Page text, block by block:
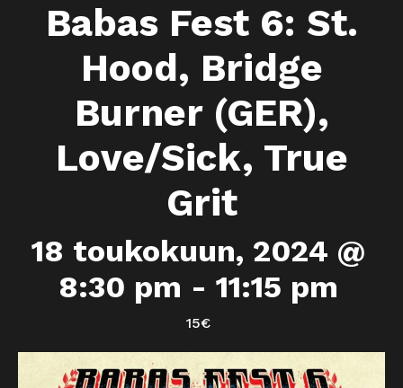
Babas Fest 6: St.
Hood, Bridge
Burner (GER),
Love/Sick, True
Grit
18 toukokuun, 2024 @
8:30 pm - 11:15 pm
15€